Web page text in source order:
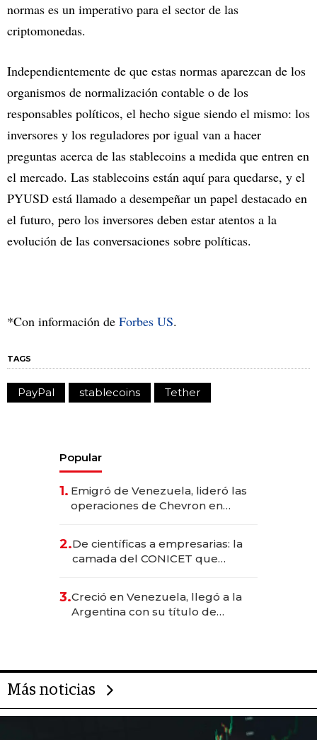
normas es un imperativo para el sector de las
criptomonedas.
Independientemente de que estas normas aparezcan de los
organismos de normalización contable o de los
responsables políticos, el hecho sigue siendo el mismo: los
inversores y los reguladores por igual van a hacer
preguntas acerca de las stablecoins a medida que entren en
el mercado. Las stablecoins están aquí para quedarse, y el
PYUSD está llamado a desempeñar un papel destacado en
el futuro, pero los inversores deben estar atentos a la
evolución de las conversaciones sobre políticas.
*Con información de Forbes US.
TAGS
PayPal stablecoins Tether
Popular
1. Emigró de Venezuela, lideró las
operaciones de Chevron en
2.De científicas a empresarias: la
camada del CONICET que
3.Creció en Venezuela, llegó a la
Argentina con su título de
Más noticias